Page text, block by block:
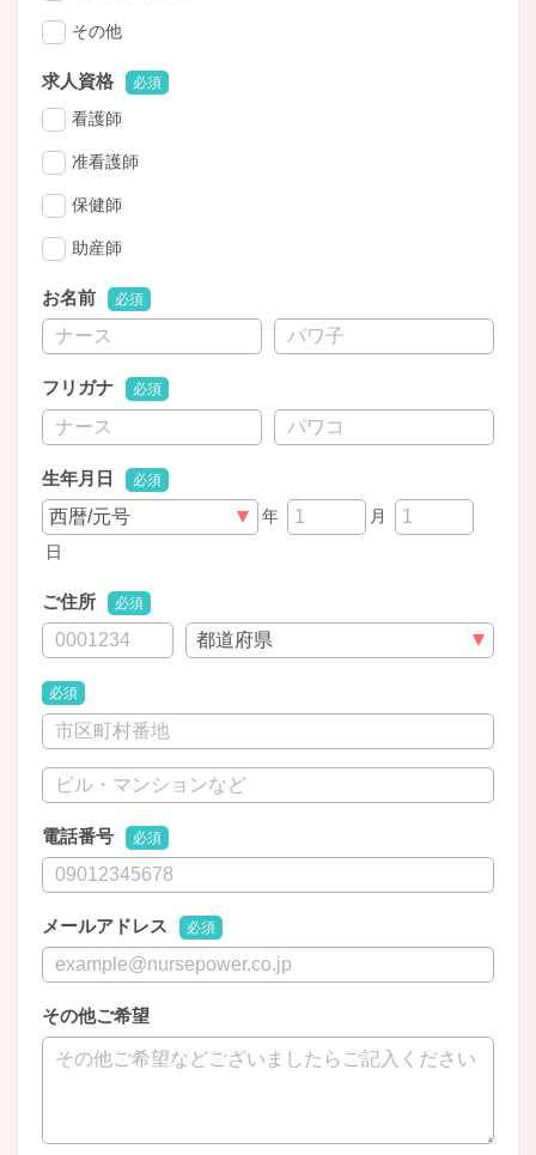
その他
求人資格 必須
看護師
准看護師
保健師
助産師
お名前 必須
フリガナ 必須
生年月日 必須
年
月
日
ご住所 必須
必須
電話番号 必須
メールアドレス 必須
その他ご希望